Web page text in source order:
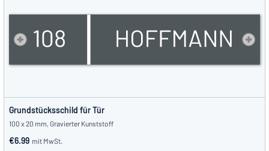
Grundstücksschild für Tür
100 x 20 mm, Gravierter Kunststoff
€6.99 mit MwSt.